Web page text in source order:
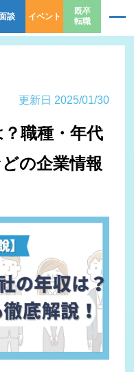
談 イベント
既卒
転職
更新日 2025/01/30
職種・年代
の企業情報